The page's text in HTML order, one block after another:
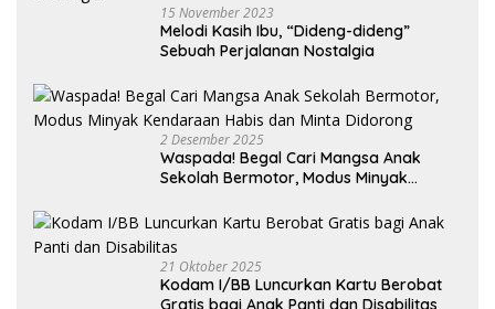
15 November 2023
Melodi Kasih Ibu, “Dideng-dideng”
Sebuah Perjalanan Nostalgia
2 Desember 2025
Waspada! Begal Cari Mangsa Anak
Sekolah Bermotor, Modus Minyak
21 Oktober 2025
Kodam I/BB Luncurkan Kartu Berobat
Gratis bagi Anak Panti dan Disabilitas